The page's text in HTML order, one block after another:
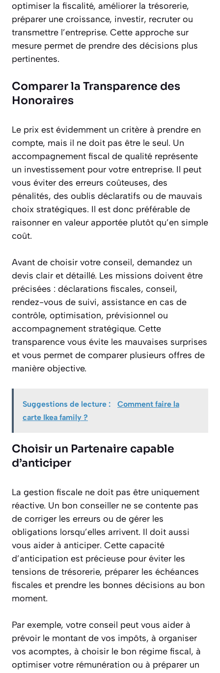
optimiser la fiscalité, améliorer la trésorerie,
préparer une croissance, investir, recruter ou
transmettre l’entreprise. Cette approche sur
mesure permet de prendre des décisions plus
pertinentes.
Comparer la Transparence des
Honoraires
Le prix est évidemment un critère à prendre en
compte, mais il ne doit pas être le seul. Un
accompagnement fiscal de qualité représente
un investissement pour votre entreprise. Il peut
vous éviter des erreurs coûteuses, des
pénalités, des oublis déclaratifs ou de mauvais
choix stratégiques. Il est donc préférable de
raisonner en valeur apportée plutôt qu’en simple
coût.
Avant de choisir votre conseil, demandez un
devis clair et détaillé. Les missions doivent être
précisées : déclarations fiscales, conseil,
rendez-vous de suivi, assistance en cas de
contrôle, optimisation, prévisionnel ou
accompagnement stratégique. Cette
transparence vous évite les mauvaises surprises
et vous permet de comparer plusieurs offres de
manière objective.
Suggestions de lecture :
Comment faire la
carte Ikea family ?
Choisir un Partenaire capable
d’anticiper
La gestion fiscale ne doit pas être uniquement
réactive. Un bon conseiller ne se contente pas
de corriger les erreurs ou de gérer les
obligations lorsqu’elles arrivent. Il doit aussi
vous aider à anticiper. Cette capacité
d’anticipation est précieuse pour éviter les
tensions de trésorerie, préparer les échéances
fiscales et prendre les bonnes décisions au bon
moment.
Par exemple, votre conseil peut vous aider à
prévoir le montant de vos impôts, à organiser
vos acomptes, à choisir le bon régime fiscal, à
optimiser votre rémunération ou à préparer un